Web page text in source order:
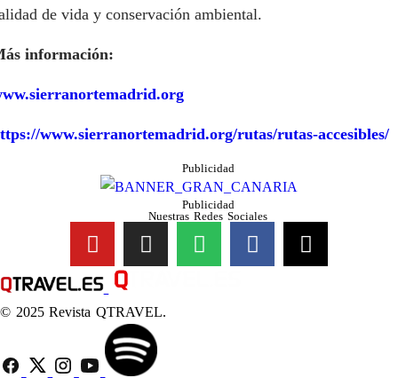
de vida y conservación ambiental.
información:
www.sierranortemadrid.org/rutas/rutas-accesibles/
Publicidad
Publicidad
Nuestras Redes Sociales
© 2025 Revista QTRAVEL.